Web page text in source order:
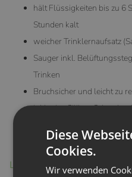
hält Flüssigkeiten bis zu 6
Stunden kalt
weicher Trinklernaufsatz
Sauger inkl.
Trinken
Bruchsicher und leicht zu
inklusive Silikon
Skala innenliegend (50
Lieferumfang der Pura Kiki
Diese
Cookies.
Wir verwenden